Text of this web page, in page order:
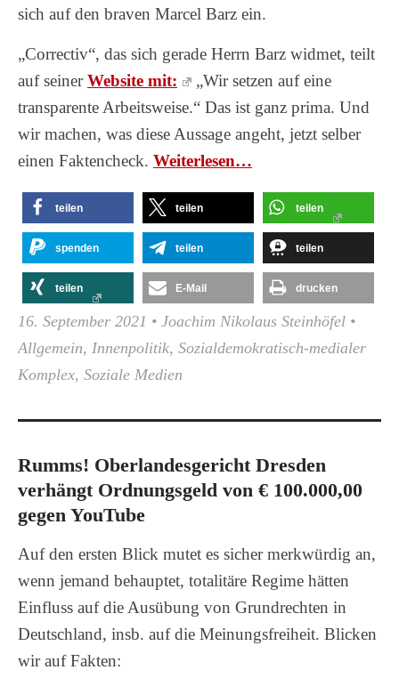
sich auf den braven Marcel Barz ein.
„Correctiv“, das sich gerade Herrn Barz widmet, teilt
auf seinerWebsite mit:
„Wir setzen auf eine
transparente Arbeitsweise.“ Das ist ganz prima. Und
wir machen, was diese Aussage angeht, jetzt selber
einen Faktencheck. Wei­ter­le­sen…
teilen teilen teilen
spenden teilen teilen
teilen E-Mail drucken
16. September 2021 • Joachim Nikolaus Steinhöfel •
Allgemein, Innenpolitik, Sozialdemokratisch-medialer
Komplex, Soziale Medien
Rumms! Oberlandesgericht Dresden
verhängt Ordnungsgeld von € 100.000,00
gegen YouTube
Auf den ersten Blick mutet es sicher merkwürdig an,
wenn jemand behauptet, totalitäre Regime hätten
Einfluss auf die Ausübung von Grundrechten in
Deutschland, insb. auf die Meinungsfreiheit. Blicken
wir auf Fakten: